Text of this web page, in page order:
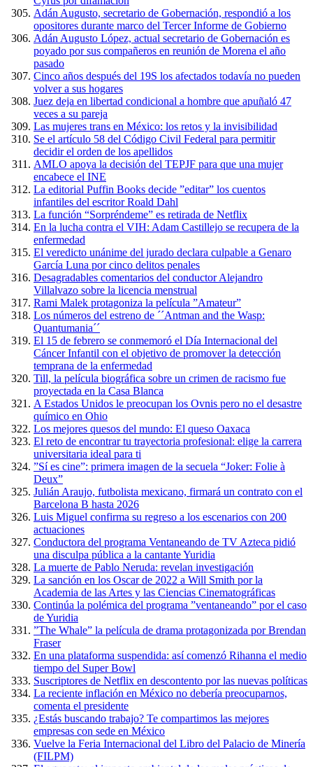
Adán Augusto, secretario de Gobernación, respondió a los
opositores durante marco del Tercer Informe de Gobierno
Adán Augusto López, actual secretario de Gobernación es
poyado por sus compañeros en reunión de Morena el año
pasado
Cinco años después del 19S los afectados todavía no pueden
volver a sus hogares
Juez deja en libertad condicional a hombre que apuñaló 47
veces a su pareja
Las mujeres trans en México: los retos y la invisibilidad
Se el artículo 58 del Código Civil Federal para permitir
decidir el orden de los apellidos
AMLO apoya la decisión del TEPJF para que una mujer
encabece el INE
La editorial Puffin Books decide ”editar” los cuentos
infantiles del escritor Roald Dahl
La función “Sorpréndeme” es retirada de Netflix
En la lucha contra el VIH: Adam Castillejo se recupera de la
enfermedad
El veredicto unánime del jurado declara culpable a Genaro
García Luna por cinco delitos penales
Desagradables comentarios del conductor Alejandro
Villalvazo sobre la licencia menstrual
Rami Malek protagoniza la película ”Amateur”
Los números del estreno de ´´Antman and the Wasp:
Quantumania´´
El 15 de febrero se conmemoró el Día Internacional del
Cáncer Infantil con el objetivo de promover la detección
temprana de la enfermedad
Till, la película biográfica sobre un crimen de racismo fue
proyectada en la Casa Blanca
A Estados Unidos le preocupan los Ovnis pero no el desastre
químico en Ohio
Los mejores quesos del mundo: El queso Oaxaca
El reto de encontrar tu trayectoria profesional: elige la carrera
universitaria ideal para ti
”Sí es cine”: primera imagen de la secuela “Joker: Folie à
Deux”
Julián Araujo, futbolista mexicano, firmará un contrato con el
Barcelona B hasta 2026
Luis Miguel confirma su regreso a los escenarios con 200
actuaciones
Conductora del programa Ventaneando de TV Azteca pidió
una disculpa pública a la cantante Yuridia
La muerte de Pablo Neruda: revelan investigación
La sanción en los Oscar de 2022 a Will Smith por la
Academia de las Artes y las Ciencias Cinematográficas
Continúa la polémica del programa ”ventaneando” por el caso
de Yuridia
”The Whale” la película de drama protagonizada por Brendan
Fraser
En una plataforma suspendida: así comenzó Rihanna el medio
tiempo del Super Bowl
Suscriptores de Netflix en descontento por las nuevas políticas
La reciente inflación en México no debería preocuparnos,
comenta el presidente
¿Estás buscando trabajo? Te compartimos las mejores
empresas con sede en México
Vuelve la Feria Internacional del Libro del Palacio de Minería
(FILPM)